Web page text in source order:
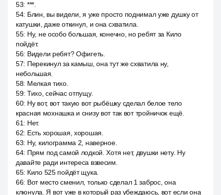
53: ***.
54: Блин, вы видели, я уже просто поднимал уже душку от
катушки, даже откинул, и она схватила.
55: Ну, не особо большая, конечно, но ребят за Кило
пойдёт.
56: Видели ребят? Офигеть.
57: Перекинул за камыш, она тут же схватила ну,
небольшая.
58: Мелкая тихо.
59: Тихо, сейчас отпущу.
60: Ну вот, вот такую вот рыбёшку сделал белое тело
красная мохнашка и снизу вот так вот тройничок ещё.
61: Нет.
62: Есть хорошая, хорошая.
63: Ну, килограмма 2, наверное.
64: Прям под самой лодкой. Хотя нет, двушки нету. Ну
давайте ради интереса взвесим.
65: Кило 525 пойдёт щука.
66: Вот место сменил, только сделал 1 заброс, она
клюнула. Я вот уже в который раз убеждаюсь, вот если она